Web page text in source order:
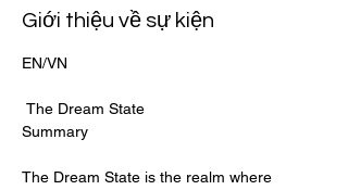
Giới thiệu về sự kiện
EN/VN
The Dream State
Summary
The Dream State is the realm where